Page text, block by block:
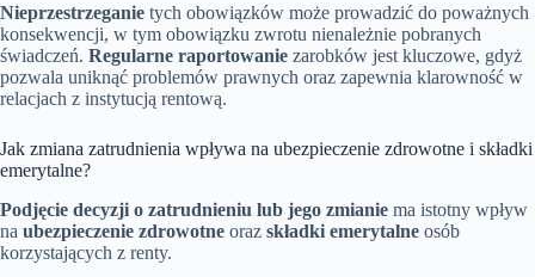
Nieprzestrzeganie tych obowiązków może prowadzić do poważnych
konsekwencji, w tym obowiązku zwrotu nienależnie pobranych
świadczeń. Regularne raportowanie zarobków jest kluczowe, gdyż
pozwala uniknąć problemów prawnych oraz zapewnia klarowność w
relacjach z instytucją rentową.
Jak zmiana zatrudnienia wpływa na ubezpieczenie zdrowotne i składki
emerytalne?
Podjęcie decyzji o zatrudnieniu lub jego zmianie ma istotny wpływ
na ubezpieczenie zdrowotne oraz składki emerytalne osób
korzystających z renty.